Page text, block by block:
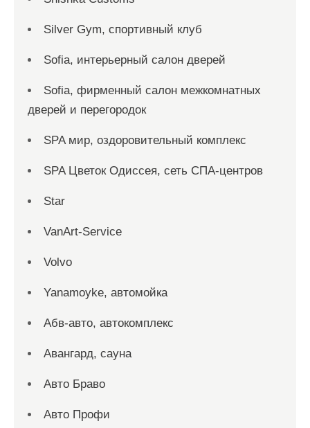
Silver Gym, спортивный клуб
Sofia, интерьерный салон дверей
Sofia, фирменный салон межкомнатных
дверей и перегородок
SPA мир, оздоровительный комплекс
SPA Цветок Одиссея, сеть СПА-центров
Star
VanArt-Service
Volvo
Yanamoyke, автомойка
Абв-авто, автокомплекс
Авангард, сауна
Авто Браво
Авто Профи